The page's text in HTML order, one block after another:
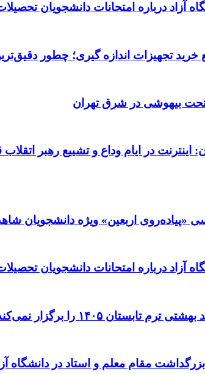
آزاد درباره امتحانات دانشجویان
خرید تجهیزات اندازه گیری؛ چطور دقیق‌ترین
تحت بیهوشی در شرق تهران
اینترنت در ایام وداع و تشییع رهبر
«پیاده‌روی اربعین» ویژه دانشجویان
آزاد درباره امتحانات دانشجویان
تابستان ۱۴۰۵ را برگزار نمی‌کند
مقام معلم و استاد در دانشگاه